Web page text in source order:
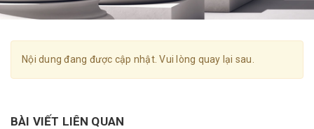
Nội dung đang được cập nhật. Vui lòng quay lại sau.
BÀI VIẾT LIÊN QUAN